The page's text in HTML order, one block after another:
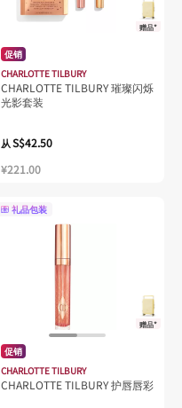
赠品*
促销
CHARLOTTE TILBURY
CHARLOTTE TILBURY 璀璨闪烁
光影套装
从S$42.50
¥221.00
礼品包装
赠品*
促销
CHARLOTTE TILBURY
CHARLOTTE TILBURY 护唇唇彩